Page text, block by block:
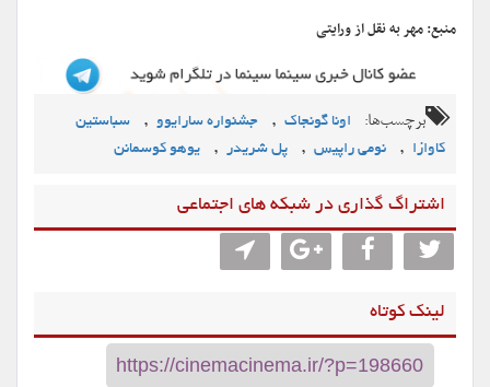
منبع: مهر به نقل از ورایتی
برچسب‌ها: اونا گونجاک , جشنواره سارایوو ,
سباستین
کاوازا , نومی راپیس , پل شریدر , یوهو کوسمانن
اشتراگ گذاری در شبکه های اجتماعی
لینک کوتاه